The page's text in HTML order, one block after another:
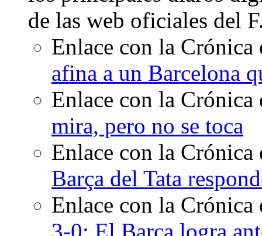
de las web oficiales del
Enlace con la
afina a un Barcelona
Enlace con la
mira, pero no se toca
Enlace con la
Barça del Tata
Enlace con la